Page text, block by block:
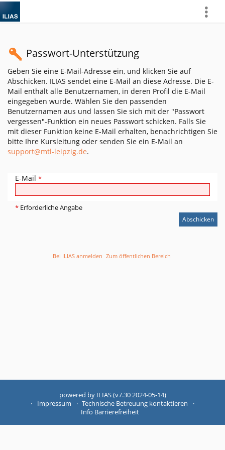
more
Passwort-Unterstützung
Geben Sie eine E-Mail-Adresse ein, und klicken Sie auf
Abschicken. ILIAS sendet eine E-Mail an diese Adresse. Die E-
Mail enthält alle Benutzernamen, in deren Profil die E-Mail
eingegeben wurde. Wählen Sie den passenden
Benutzernamen aus und lassen Sie sich mit der "Passwort
vergessen"-Funktion ein neues Passwort schicken. Falls Sie
mit dieser Funktion keine E-Mail erhalten, benachrichtigen Sie
bitte Ihre Kursleitung oder senden Sie ein E-Mail an
support@mtl-leipzig.de.
E-Mail *
* Erforderliche Angabe
Bei ILIAS anmelden Zum öffentlichen Bereich
powered by ILIAS (v7.30 2024-05-14)
Impressum
Technische Betreuung kontaktieren
Info Barrierefreiheit